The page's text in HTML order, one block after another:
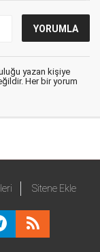
yazan kişiye
Her bir yorum
Sitene Ekle